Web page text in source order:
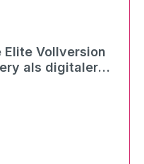
Vollversion